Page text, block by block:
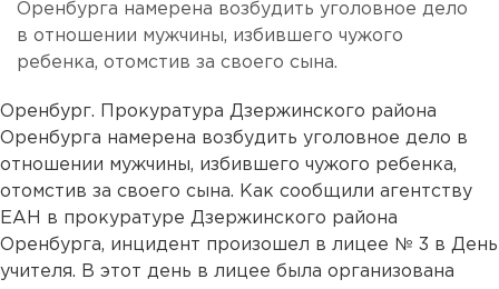
Оренбурга намерена возбудить уголовное дело
в отношении мужчины, избившего чужого
ребенка, отомстив за своего сына.
Оренбург. Прокуратура Дзержинского района
Оренбурга намерена возбудить уголовное дело в
отношении мужчины, избившего чужого ребенка,
отомстив за своего сына. Как сообщили агентству
ЕАН в прокуратуре Дзержинского района
Оренбурга, инцидент произошел в лицее № 3 в День
учителя. В этот день в лицее была организована